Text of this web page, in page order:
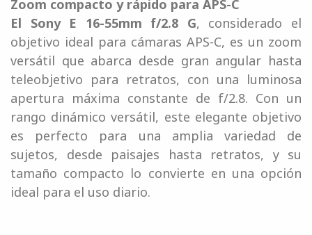
Zoom compacto y rápido para APS-C
El Sony E 16-55mm f/2.8 G, considerado el
objetivo ideal para cámaras APS-C, es un zoom
versátil que abarca desde gran angular hasta
teleobjetivo para retratos, con una luminosa
apertura máxima constante de f/2.8. Con un
rango dinámico versátil, este elegante objetivo
es perfecto para una amplia variedad de
sujetos, desde paisajes hasta retratos, y su
tamaño compacto lo convierte en una opción
ideal para el uso diario.